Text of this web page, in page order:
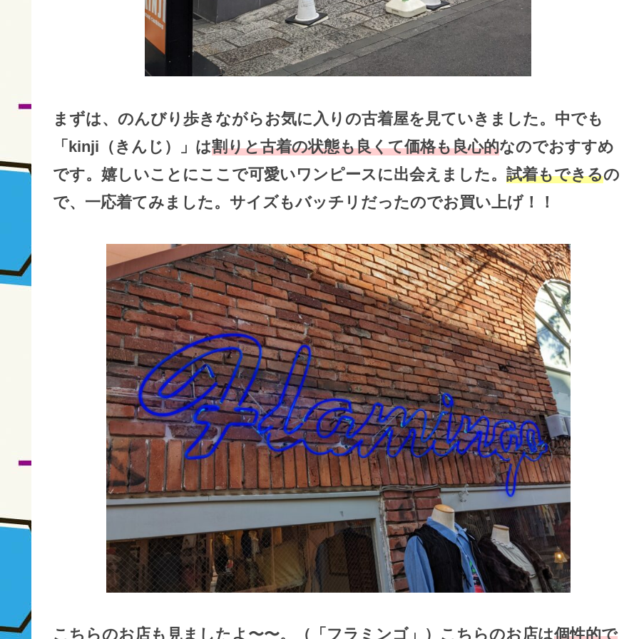
まずは、のんびり歩きながらお気に入りの古着屋を見ていきました。中でも
「kinji（きんじ）」は割りと古着の状態も良くて価格も良心的なのでおすすめ
です。嬉しいことにここで可愛いワンピースに出会えました。 試着もできるの
で、一応着てみました。サイズもバッチリだったのでお買い上げ！！
こちらのお店も見ましたよ〜〜。（「フラミンゴ」）こちらのお店は個性的で